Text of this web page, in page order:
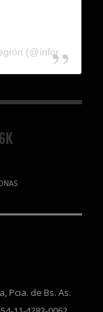
Una publicación compartida por Info Región (@inforegion_redes)
Pcia. de Bs. As.